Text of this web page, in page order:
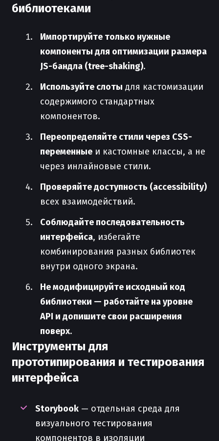
библиотеками
Импортируйте только нужные
компоненты для оптимизации размера
JS-бандла (tree-shaking).
Используйте слоты для кастомизации
содержимого стандартных
компонентов.
Переопределяйте стили через CSS-
переменные и кастомные классы, а не
через инлайновые стили.
Проверяйте доступность (accessibility)
всех взаимодействий.
Соблюдайте последовательность
интерфейса, избегайте
комбинирования разных библиотек
внутри одного экрана.
Не модифицируйте исходный код
библиотеки — работайте на уровне
API и допишите свои расширения
поверх.
Инструменты для
прототипирования и тестирования
интерфейса
Storybook — отдельная среда для
визуального тестирования
компонентов в изоляции